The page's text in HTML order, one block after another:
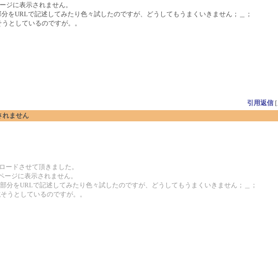
ジに表示されません。
をURLで記述してみたり色々試したのですが、どうしてもうまくいきません；＿；
としているのですが。。
引用返信[
れません
ードさせて頂きました。
ジに表示されません。
分をURLで記述してみたり色々試したのですが、どうしてもうまくいきません；＿；
うとしているのですが。。